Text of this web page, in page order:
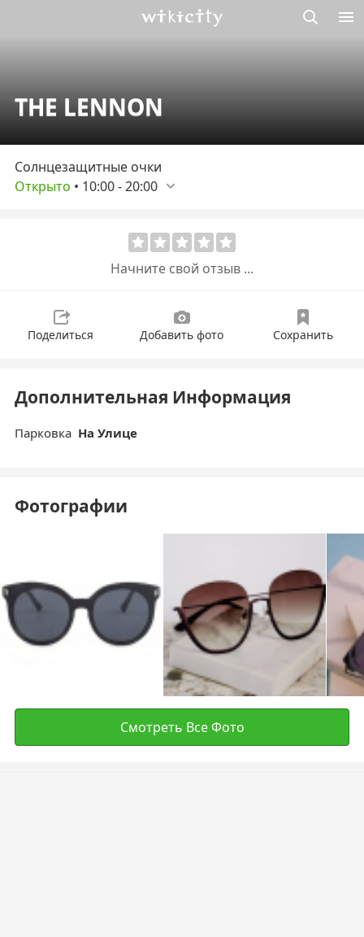
THE LENNON
Солнцезащитные очки
Открыто • 10:00-20:00
Начните свой отзыв ...
Поделиться Добавить фото Сохранить
Дополнительная Информация
Парковка На Улице
Фотографии
Смотреть Все Фото